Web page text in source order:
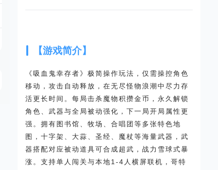
【游戏简介】
《吸血鬼幸存者》极简操作玩法，仅需操控角色
移动，攻击自动释放，在无尽怪物浪潮中尽力存
活更长时间。每局击杀魔物积攒金币，永久解锁
角色、武器与全局被动强化，下一局开局属性更
强。拥有图书馆、牧场、合唱团等多张特色地
图，十字架、大蒜、圣经、魔杖等海量武器，武
器搭配对应被动道具可合成超武，战力雪球式暴
涨。支持单人闯关与本地1-4人横屏联机，哥特